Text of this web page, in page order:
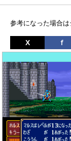
参考になった場合は
X ｆ